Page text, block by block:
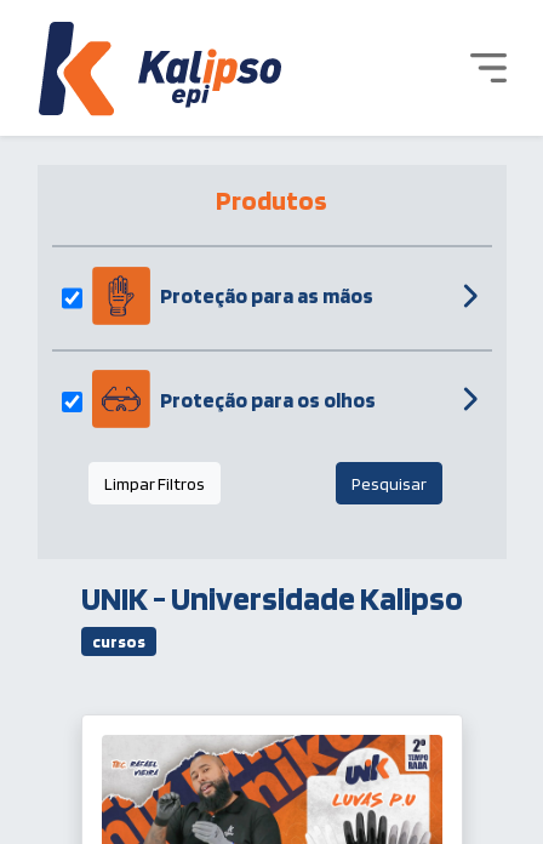
Produtos
Proteção para as mãos
Proteção para os olhos
Limpar Filtros Pesquisar
UNIK - Universidade Kalipso
cursos